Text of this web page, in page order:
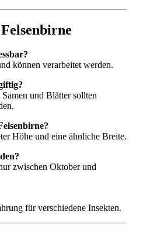
können verarbeitet werden.
und Blätter sollten
Höhe und eine ähnliche Breite.
zwischen Oktober und
für verschiedene Insekten.